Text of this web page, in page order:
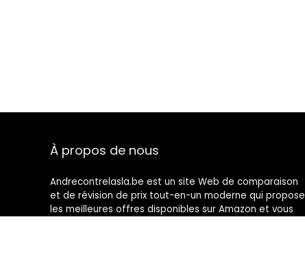
À propos de nous
Andrecontrelasla.be est un site Web de comparaison
et de révision de prix tout-en-un moderne qui propose
les meilleures offres disponibles sur Amazon et vous